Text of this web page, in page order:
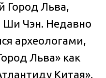
Город Льва,
Чэн. Недавно
археологами,
Льва» как
Китая».